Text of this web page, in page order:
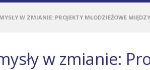
W ZMIANIE: PROJEKTY MŁODZIEŻOWE
w zmianie: